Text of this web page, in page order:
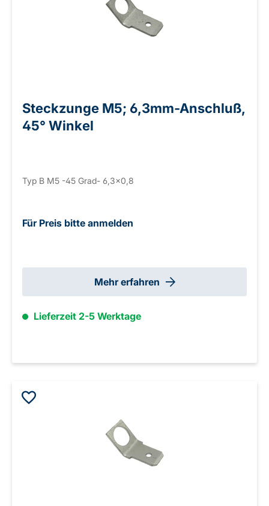
Steckzunge M5; 6,3mm-Anschluß,
45° Winkel
Typ B M5 -45 Grad- 6,3x0,8
Für Preis bitte anmelden
Mehr erfahren
Lieferzeit 2-5 Werktage